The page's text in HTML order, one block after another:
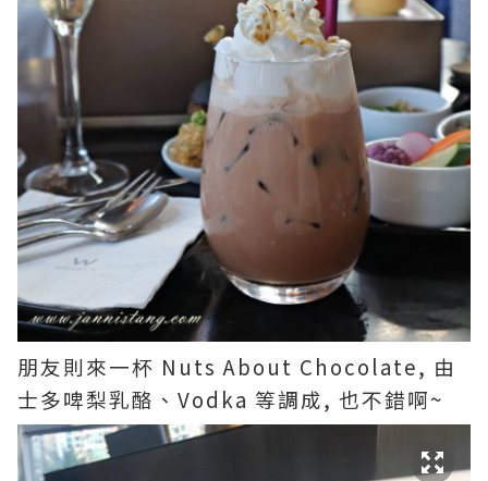
朋友則來一杯 Nuts About Chocolate, 由
士多啤梨乳酪、Vodka 等調成, 也不錯啊~